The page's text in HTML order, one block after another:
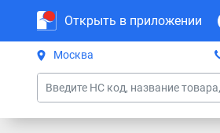
Открыть в приложении
Москва